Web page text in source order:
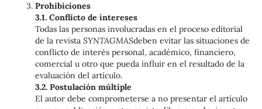
Prohibiciones
3.1. Conflicto de intereses
Todas las personas involucradas en el proceso editorial
de la revista SYNTAGMASdeben evitar las situaciones de
conflicto de interés personal, académico, financiero,
comercial u otro que pueda influir en el resultado de la
evaluación del artículo.
3.2. Postulación múltiple
El autor debe comprometerse a no presentar el artículo